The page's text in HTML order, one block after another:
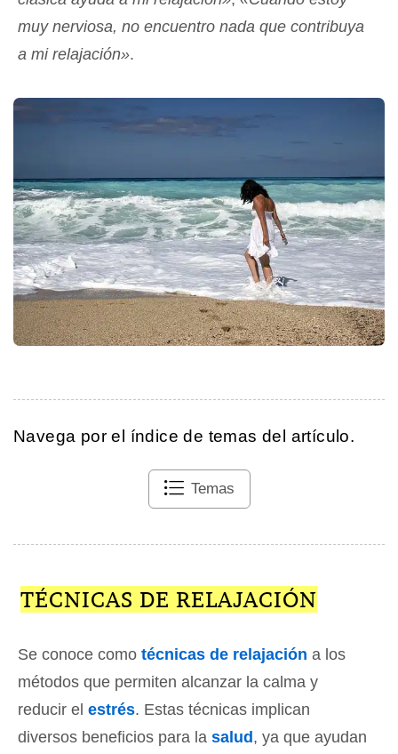
muy nerviosa, no encuentro nada que contribuya
a mi relajación».
Navega por el índice de temas del artículo.
Temas
TÉCNICAS DE RELAJACIÓN
Se conoce como técnicas de relajación a los
métodos que permiten alcanzar la calma y
reducir el estrés. Estas técnicas implican
diversos beneficios para la salud, ya que ayudan